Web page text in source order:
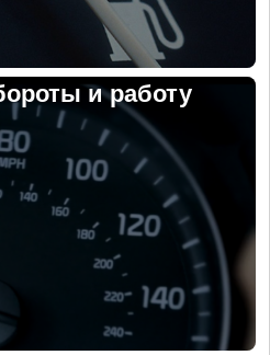
и работу